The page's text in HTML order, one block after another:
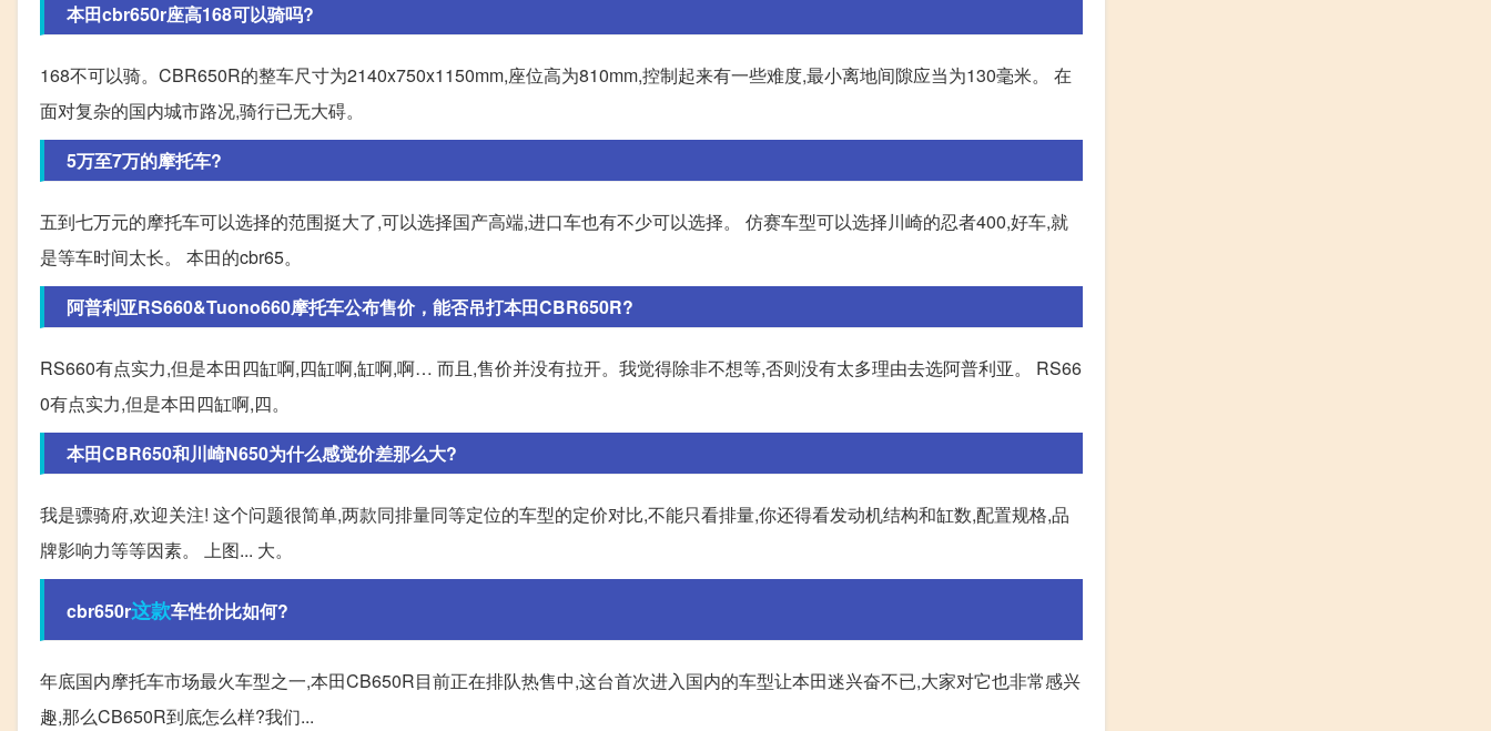
本田cbr650r座高168可以骑吗?
168不可以骑。CBR650R的整车尺寸为2140x750x1150mm,座位高为810mm,控制起来有一些难度,最小离地间隙应当为130毫米。 在
面对复杂的国内城市路况,骑行已无大碍。
5万至7万的摩托车?
五到七万元的摩托车可以选择的范围挺大了,可以选择国产高端,进口车也有不少可以选择。 仿赛车型可以选择川崎的忍者400,好车,就
是等车时间太长。 本田的cbr65。
阿普利亚RS660&Tuono660摩托车公布售价，能否吊打本田CBR650R?
RS660有点实力,但是本田四缸啊,四缸啊,缸啊,啊… 而且,售价并没有拉开。我觉得除非不想等,否则没有太多理由去选阿普利亚。 RS66
0有点实力,但是本田四缸啊,四。
本田CBR650和川崎N650为什么感觉价差那么大?
我是骠骑府,欢迎关注! 这个问题很简单,两款同排量同等定位的车型的定价对比,不能只看排量,你还得看发动机结构和缸数,配置规格,品
牌影响力等等因素。 上图... 大。
cbr650r这款车性价比如何?
年底国内摩托车市场最火车型之一,本田CB650R目前正在排队热售中,这台首次进入国内的车型让本田迷兴奋不已,大家对它也非常感兴
趣,那么CB650R到底怎么样?我们...